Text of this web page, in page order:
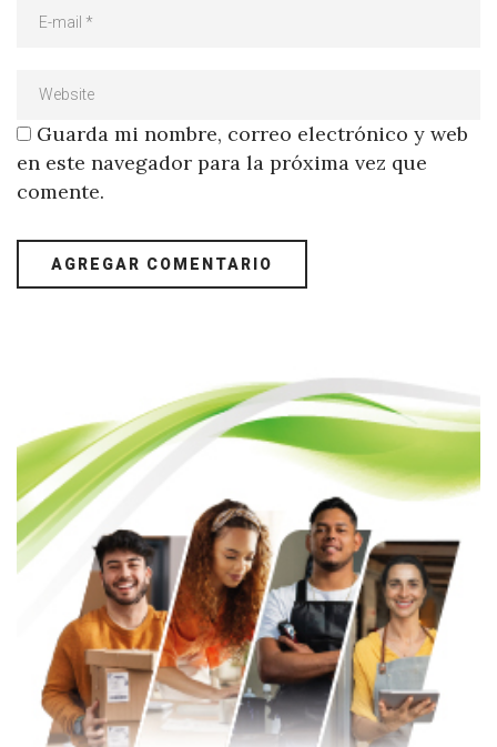
Guarda mi nombre, correo electrónico y web
en este navegador para la próxima vez que
comente.